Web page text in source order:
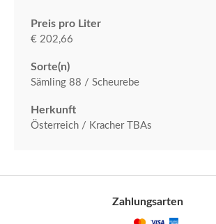
Preis pro Liter
€ 202,66
Sorte(n)
Sämling 88 / Scheurebe
Herkunft
Österreich / Kracher TBAs
Zahlungsarten